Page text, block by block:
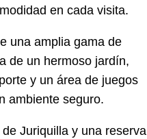
en cada visita.
una amplia gama de
de un hermoso jardín,
y un área de juegos
ambiente seguro.
Juriquilla y una reserva